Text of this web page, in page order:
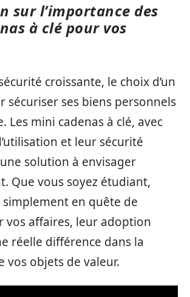
sur l’importance des
à clé pour vos
croissante, le choix d’un
sécuriser ses biens personnels
Les mini cadenas à clé, avec
et leur sécurité
solution à envisager
Que vous soyez étudiant,
en quête de
vos affaires, leur adoption
réelle différence dans la
vos objets de valeur.